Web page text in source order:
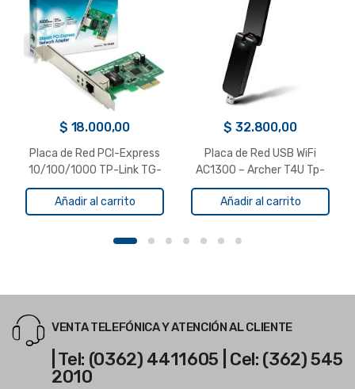
$ 18.000,00
Placa de Red PCI-Express
10/100/1000 TP-Link TG-
3468
Añadir al carrito
$ 32.800,00
Placa de Red USB WiFi
AC1300 – Archer T4U Tp-
Link
Añadir al carrito
VENTA TELEFÓNICA Y ATENCIÓN AL CLIENTE
| Tel: (0362) 4411605 | Cel: (362) 545
2010